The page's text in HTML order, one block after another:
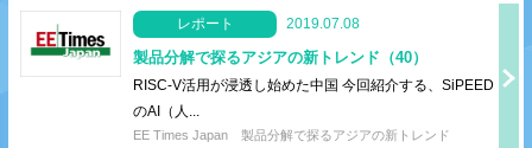
レポート 2019.07.08
製品分解で探るアジアの新トレンド（40）
RISC-V活用が浸透し始めた中国 今回紹介する、SiPEED
のAI（人...
EE Times Japan 製品分解で探るアジアの新トレンド